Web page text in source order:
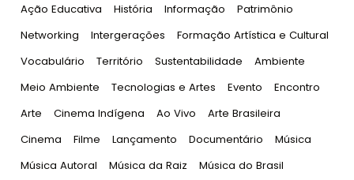
Tag:
Ação Educativa Tag:
História Tag:
Informação Tag:
Patrimônio
Tag:
Networking Tag:
Intergerações Tag:
Formação Artística e Cultural
Tag:
Vocabulário Tag:
Território Tag:
Sustentabilidade Tag:
Ambiente
Tag:
Meio Ambiente Tag:
Tecnologias e Artes Tag:
Evento Tag:
Encontro
Tag:
Arte Tag:
Cinema Indígena Tag:
Ao Vivo Tag:
Arte Brasileira
Tag:
Cinema Tag:
Filme Tag:
Lançamento Tag:
Documentário Tag:
Música
Tag:
Música Autoral Tag:
Música da Raiz Tag:
Música do Brasil